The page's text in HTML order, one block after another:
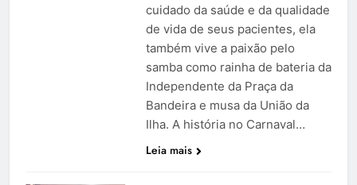
cuidado da saúde e da qualidade
de vida de seus pacientes, ela
também vive a paixão pelo
samba como rainha de bateria da
Independente da Praça da
Bandeira e musa da União da
Ilha. A história no Carnaval…
Leia mais